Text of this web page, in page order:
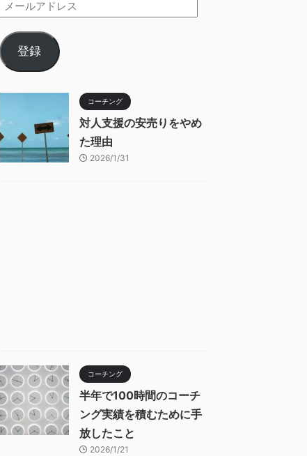
登録
コーチング
対人支援の安売りをやめ
た理由
2026/1/31
コーチング
半年で100時間のコーチ
ング実績を積むために手
放したこと
2026/1/21